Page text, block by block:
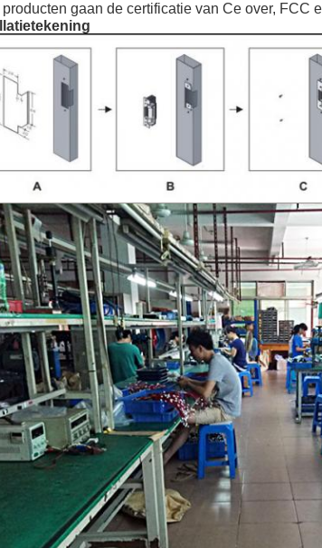
producten gaan de certificatie van Ce over, FCC